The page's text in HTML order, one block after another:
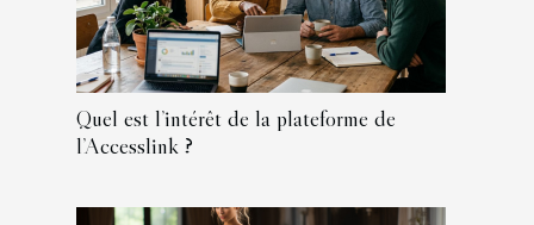
Quel est l’intérêt de la plateforme de
l’Accesslink ?